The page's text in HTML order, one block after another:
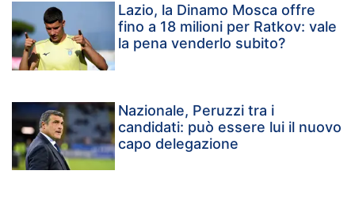
Lazio, la Dinamo Mosca offre
fino a 18 milioni per Ratkov: vale
la pena venderlo subito?
Nazionale, Peruzzi tra i
candidati: può essere lui il nuovo
capo delegazione